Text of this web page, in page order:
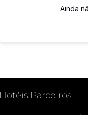
Ainda
Hotéis Parceiros